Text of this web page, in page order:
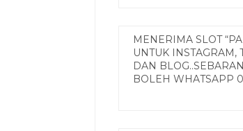
MENERIMA SLOT
UNTUK INSTAGRAM,
DAN
BOLEH WHATSAPP